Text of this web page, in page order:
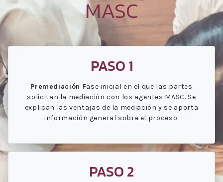
MASC
PASO 1
Premediación Fase inicial en el que las partes
solicitan la mediación con los agentes MASC. Se
explican las ventajas de la mediación y se aporta
información general sobre el proceso.
PASO 2